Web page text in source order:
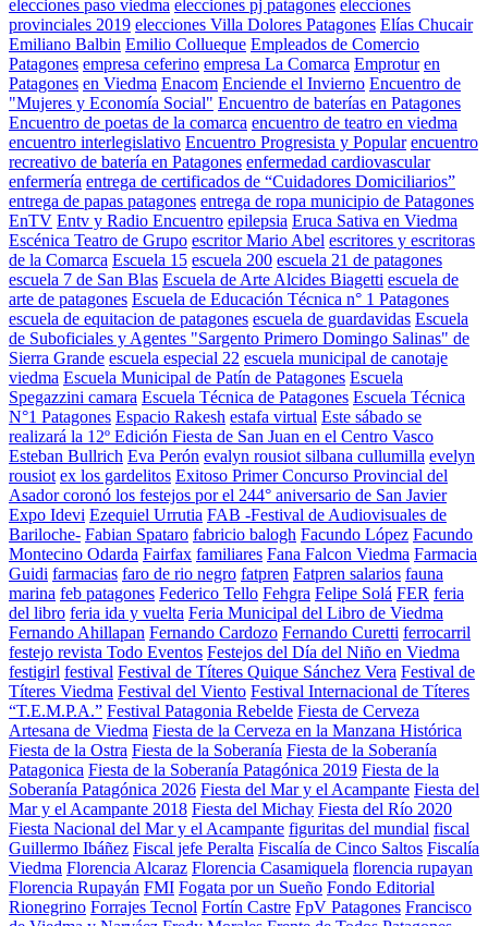
elecciones paso viedma elecciones pj patagones elecciones
provinciales 2019 elecciones Villa Dolores Patagones Elías Chucair
Emiliano Balbin Emilio Collueque Empleados de Comercio
Patagones empresa ceferino empresa La Comarca Emprotur en
Patagones en Viedma Enacom Enciende el Invierno Encuentro de
"Mujeres y Economía Social" Encuentro de baterías en Patagones
Encuentro de poetas de la comarca encuentro de teatro en viedma
encuentro interlegislativo Encuentro Progresista y Popular encuentro
recreativo de batería en Patagones enfermedad cardiovascular
enfermería entrega de certificados de “Cuidadores Domiciliarios”
entrega de papas patagones entrega de ropa municipio de Patagones
EnTV Entv y Radio Encuentro epilepsia Eruca Sativa en Viedma
Escénica Teatro de Grupo escritor Mario Abel escritores y escritoras
de la Comarca Escuela 15 escuela 200 escuela 21 de patagones
escuela 7 de San Blas Escuela de Arte Alcides Biagetti escuela de
arte de patagones Escuela de Educación Técnica n° 1 Patagones
escuela de equitacion de patagones escuela de guardavidas Escuela
de Suboficiales y Agentes "Sargento Primero Domingo Salinas" de
Sierra Grande escuela especial 22 escuela municipal de canotaje
viedma Escuela Municipal de Patín de Patagones Escuela
Spegazzini camara Escuela Técnica de Patagones Escuela Técnica
N°1 Patagones Espacio Rakesh estafa virtual Este sábado se
realizará la 12º Edición Fiesta de San Juan en el Centro Vasco
Esteban Bullrich Eva Perón evalyn rousiot silbana cullumilla evelyn
rousiot ex los gardelitos Exitoso Primer Concurso Provincial del
Asador coronó los festejos por el 244° aniversario de San Javier
Expo Idevi Ezequiel Urrutia FAB -Festival de Audiovisuales de
Bariloche- Fabian Spataro fabricio balogh Facundo López Facundo
Montecino Odarda Fairfax familiares Fana Falcon Viedma Farmacia
Guidi farmacias faro de rio negro fatpren Fatpren salarios fauna
marina feb patagones Federico Tello Fehgra Felipe Solá FER feria
del libro feria ida y vuelta Feria Municipal del Libro de Viedma
Fernando Ahillapan Fernando Cardozo Fernando Curetti ferrocarril
festejo revista Todo Eventos Festejos del Día del Niño en Viedma
festigirl festival Festival de Títeres Quique Sánchez Vera Festival de
Títeres Viedma Festival del Viento Festival Internacional de Títeres
“T.E.M.P.A.” Festival Patagonia Rebelde Fiesta de Cerveza
Artesana de Viedma Fiesta de la Cerveza en la Manzana Histórica
Fiesta de la Ostra Fiesta de la Soberanía Fiesta de la Soberanía
Patagonica Fiesta de la Soberanía Patagónica 2019 Fiesta de la
Soberanía Patagónica 2026 Fiesta del Mar y el Acampante Fiesta del
Mar y el Acampante 2018 Fiesta del Michay Fiesta del Río 2020
Fiesta Nacional del Mar y el Acampante figuritas del mundial fiscal
Guillermo Ibáñez Fiscal jefe Peralta Fiscalía de Cinco Saltos Fiscalía
Viedma Florencia Alcaraz Florencia Casamiquela florencia rupayan
Florencia Rupayán FMI Fogata por un Sueño Fondo Editorial
Rionegrino Forrajes Tecnol Fortín Castre FpV Patagones Francisco